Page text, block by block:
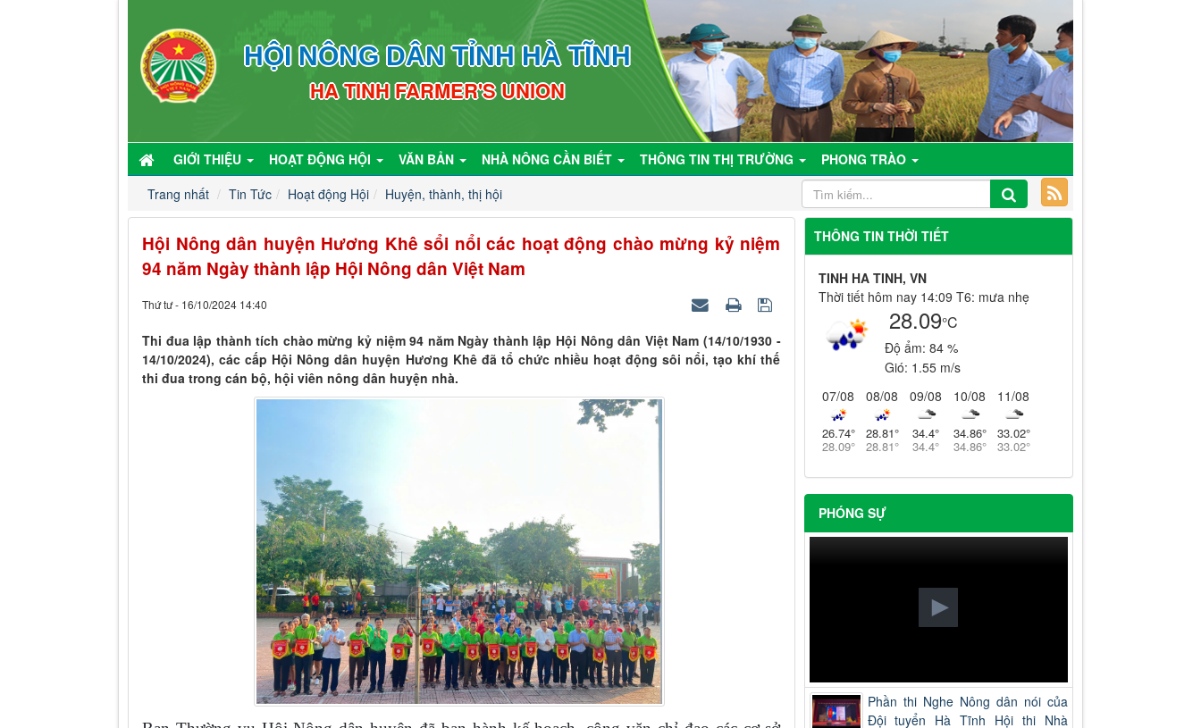
HỘI NÔNG DÂN TỈNH HÀ TĨNH
HA TINH FARMER'S UNION
GIỚI THIỆU HOẠT ĐỘNG HỘI VĂN BẢN NHÀ NÔNG CẦN BIẾT THÔNG TIN THỊ TRƯỜNG
PHONG TRÀO
Trang nhất
Tin Tức Hoạt động Hội Huyện, thành, thị hội
Hội Nông dân huyện Hương Khê sổi nổi các hoạt động chào mừng kỷ niệm
94 năm Ngày thành lập Hội Nông dân Việt Nam
Thứ tư - 16/10/2024 14:40
Thi đua lập thành tích chào mừng kỷ niệm 94 năm Ngày thành lập Hội Nông dân Việt Nam (14/10/1930 -
14/10/2024), các cấp Hội Nông dân huyện Hương Khê đã tổ chức nhiều hoạt động sôi nổi, tạo khí thế
thi đua trong cán bộ, hội viên nông dân huyện nhà.
THÔNG TIN THỜI TIẾT
TINH HA TINH, VN
Thời tiết hôm nay 14:09 T6: mưa nhẹ
28.09°C
Độ ẩm: 84 %
Gió: 1.55 m/s
07/08
26.74°
28.09°
08/08
28.81°
28.81°
09/08
34.4°
34.4°
10/08
34.86°
34.86°
11/08
33.02°
33.02°
PHÓNG SỰ
Phần thi Nghe Nông dân nói của
Đội tuyển Hà Tĩnh Hội thi Nhà